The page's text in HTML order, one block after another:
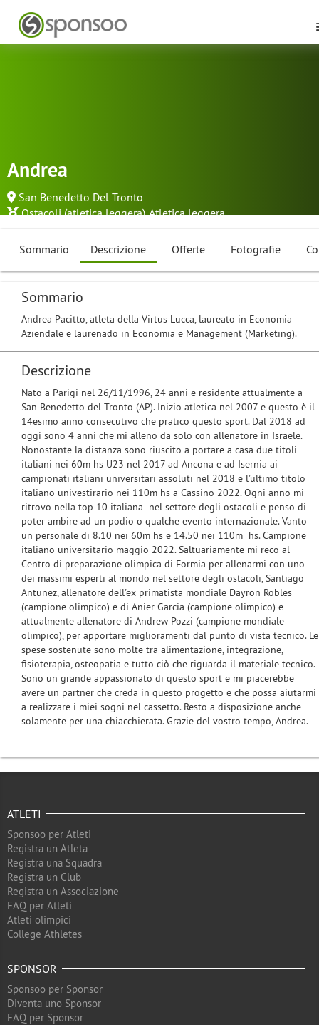
Andrea
San Benedetto Del Tronto
Ostacoli (atletica leggera),Atletica leggera
Sommario Descrizione Offerte Fotografie
Sommario
Andrea Pacitto, atleta della Virtus Lucca, laureato in Economia
Aziendale e laurenado in Economia e Management (Marketing).
Descrizione
Nato a Parigi nel 26/11/1996, 24 anni e residente attualmente a
San Benedetto del Tronto (AP). Inizio atletica nel 2007 e questo è il
14esimo anno consecutivo che pratico questo sport. Dal 2018 ad
oggi sono 4 anni che mi alleno da solo con allenatore in Israele.
Nonostante la distanza sono riuscito a portare a casa due titoli
italiani nei 60m hs U23 nel 2017 ad Ancona e ad Isernia ai
campionati italiani universitari assoluti nel 2018 e l'ultimo titolo
italiano univestirario nei 110m hs a Cassino 2022. Ogni anno mi
ritrovo nella top 10 italiana nel settore degli ostacoli e penso di
poter ambire ad un podio o qualche evento internazionale. Vanto
un personale di 8.10 nei 60m hs e 14.50 nei 110m hs. Campione
italiano universitario maggio 2022. Saltuariamente mi reco al
Centro di preparazione olimpica di Formia per allenarmi con uno
dei massimi esperti al mondo nel settore degli ostacoli, Santiago
Antunez, allenatore dell'ex primatista mondiale Dayron Robles
(campione olimpico) e di Anier Garcia (campione olimpico) e
attualmente allenatore di Andrew Pozzi (campione mondiale
olimpico), per apportare miglioramenti dal punto di vista tecnico. Le
spese sostenute sono molte tra alimentazione, integrazione,
fisioterapia, osteopatia e tutto ciò che riguarda il materiale tecnico.
Sono un grande appassionato di questo sport e mi piacerebbe
avere un partner che creda in questo progetto e che possa aiutarmi
a realizzare i miei sogni nel cassetto. Resto a disposizione anche
solamente per una chiacchierata. Grazie del vostro tempo, Andrea.
ATLETI
Sponsoo per Atleti
Registra un Atleta
Registra una Squadra
Registra un Club
Registra un Associazione
FAQ per Atleti
Atleti olimpici
College Athletes
SPONSOR
Sponsoo per Sponsor
Diventa uno Sponsor
FAQ per Sponsor